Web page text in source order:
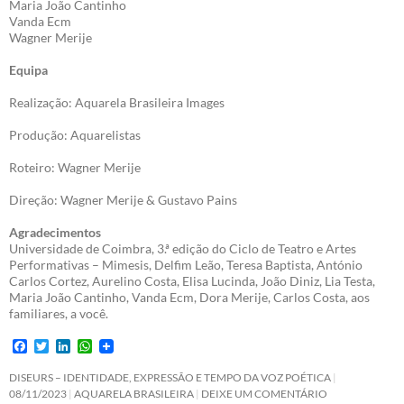
Maria João Cantinho
Vanda Ecm
Wagner Merije
Equipa
Realização: Aquarela Brasileira Images
Produção: Aquarelistas
Roteiro: Wagner Merije
Direção: Wagner Merije & Gustavo Pains
Agradecimentos
Universidade de Coimbra, 3.ª edição do Ciclo de Teatro e Artes
Performativas – Mimesis, Delfim Leão, Teresa Baptista, António
Carlos Cortez, Aurelino Costa, Elisa Lucinda, João Diniz, Lia Testa,
Maria João Cantinho, Vanda Ecm, Dora Merije, Carlos Costa, aos
familiares, a você.
F
c
e
T
i
t
n
k
W
a
t
DISEURS – IDENTIDADE, EXPRESSÃO E TEMPO DA VOZ POÉTICA
08/11/2023 AQUARELA BRASILEIRA DEIXE UM COMENTÁRIO